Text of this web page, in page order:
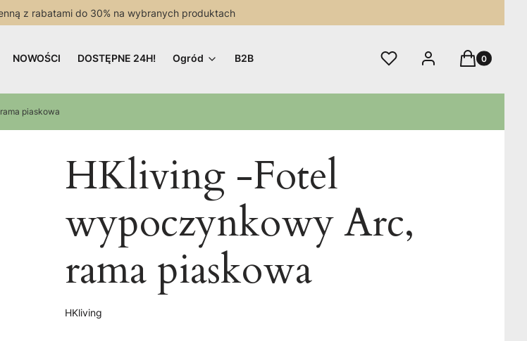
z rabatami do 30% na wybranych produktach
NOWOŚCI DOSTĘPNE 24H! Ogród B2B Ulubione Zaloguj sięProdukty w
Koszyk
piaskowa
HKliving -Fotel
wypoczynkowy Arc,
rama piaskowa
HKliving